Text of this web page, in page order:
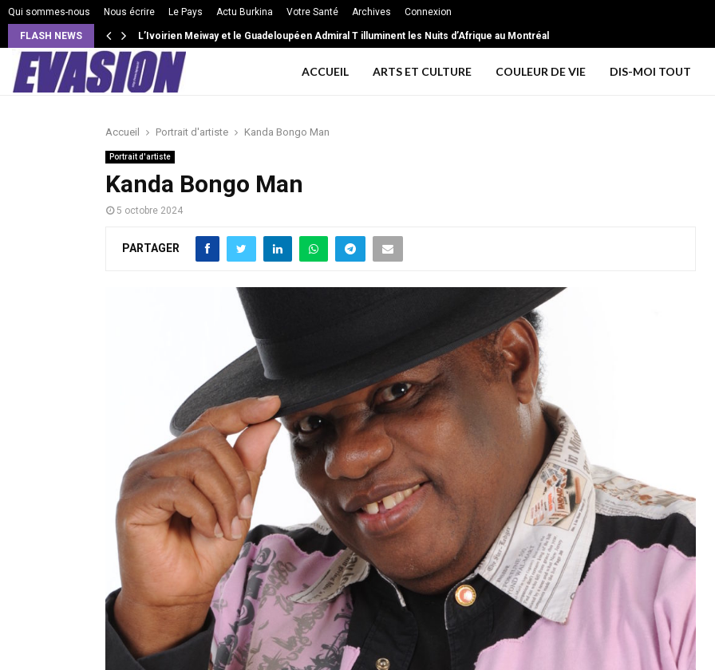
Qui sommes-nous Nous écrire Le Pays Actu Burkina Votre Santé Archives Connexion
FLASH NEWS L’Ivoirien Meiway et le Guadeloupéen Admiral T illuminent les Nuits d’Afrique au Montréal
ACCUEIL ARTS ET CULTURE COULEUR DE VIE DIS-MOI TOUT
Accueil Portrait d'artiste Kanda Bongo Man
Portrait d'artiste
Kanda Bongo Man
5 octobre 2024
PARTAGER